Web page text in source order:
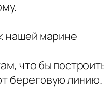
нашей марине
что бы
береговую линию.